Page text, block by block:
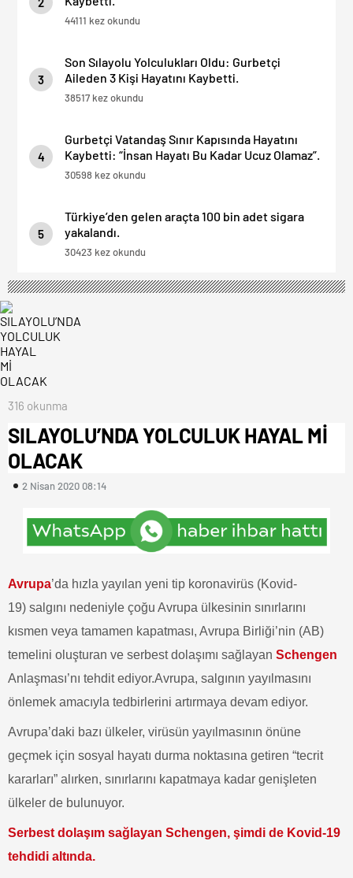
44111 kez okundu
3
Son Sılayolu Yolculukları Oldu: Gurbetçi
Aileden 3 Kişi Hayatını Kaybetti.
38517 kez okundu
4
Gurbetçi Vatandaş Sınır Kapısında Hayatını
Kaybetti: “İnsan Hayatı Bu Kadar Ucuz Olamaz”.
30598 kez okundu
5
Türkiye’den gelen araçta 100 bin adet sigara
yakalandı.
30423 kez okundu
316 okunma
SILAYOLU’NDA YOLCULUK HAYAL Mİ
OLACAK
2 Nisan 2020 08:14
Avrupa’da hızla yayılan yeni tip koronavirüs (Kovid-
19) salgını nedeniyle çoğu Avrupa ülkesinin sınırlarını
kısmen veya tamamen kapatması, Avrupa Birliği’nin (AB)
temelini oluşturan ve serbest dolaşımı sağlayan Schengen
Anlaşması’nı tehdit ediyor.Avrupa, salgının yayılmasını
önlemek amacıyla tedbirlerini artırmaya devam ediyor.
Avrupa’daki bazı ülkeler, virüsün yayılmasının önüne
geçmek için sosyal hayatı durma noktasına getiren “tecrit
kararları” alırken, sınırlarını kapatmaya kadar genişleten
ülkeler de bulunuyor.
Serbest dolaşım sağlayan Schengen, şimdi de Kovid-19
tehdidi altında.